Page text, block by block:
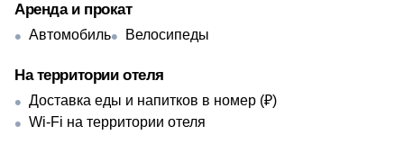
Аренда и прокат
Автомобиль Велосипеды
На территории отеля
Доставка еды и напитков в номер (₽)
Wi-Fi на территории отеля